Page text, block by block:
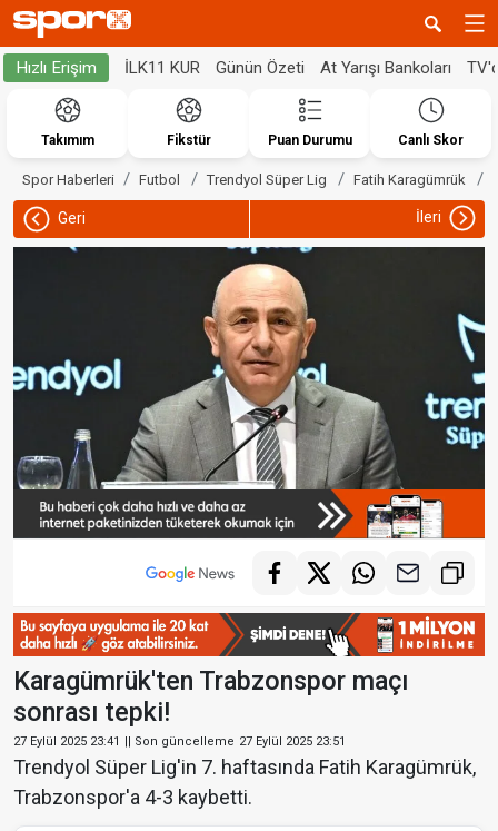
Hızlı Erişim İLK11 KUR Günün Özeti At Yarışı Bankoları
Takımım Fikstür Puan Durumu Canlı Skor
Spor Haberleri Futbol Trendyol Süper Lig Fatih Karagümrük
Geri İleri
Karagümrük'ten Trabzonspor maçı
sonrası tepki!
27 Eylül 2025 23:41 || Son güncelleme 27 Eylül 2025 23:51
Trendyol Süper Lig'in 7. haftasında Fatih Karagümrük,
Trabzonspor'a 4-3 kaybetti.